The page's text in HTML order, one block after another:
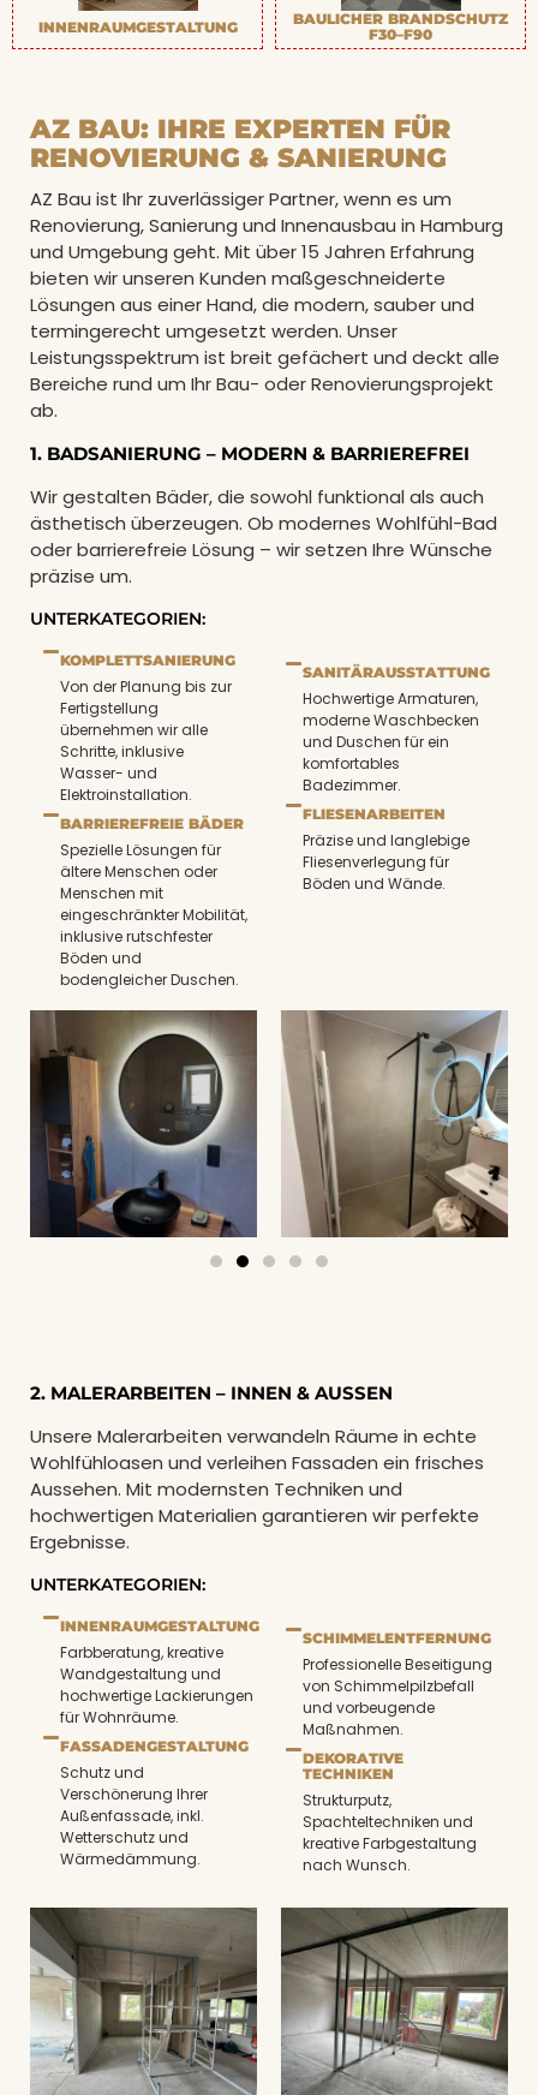
INNENRAUMGESTALTUNG
BAULICHER BRANDSCHUTZ
F30–F90
AZ BAU: IHRE EXPERTEN FÜR
RENOVIERUNG & SANIERUNG
AZ Bau ist Ihr zuverlässiger Partner, wenn es um
Renovierung, Sanierung und Innenausbau in Hamburg
und Umgebung geht. Mit über 15 Jahren Erfahrung
bieten wir unseren Kunden maßgeschneiderte
Lösungen aus einer Hand, die modern, sauber und
termingerecht umgesetzt werden. Unser
Leistungsspektrum ist breit gefächert und deckt alle
Bereiche rund um Ihr Bau- oder Renovierungsprojekt
ab.
1. BADSANIERUNG – MODERN & BARRIEREFREI
Wir gestalten Bäder, die sowohl funktional als auch
ästhetisch überzeugen. Ob modernes Wohlfühl-Bad
oder barrierefreie Lösung – wir setzen Ihre Wünsche
präzise um.
UNTERKATEGORIEN:
KOMPLETTSANIERUNG
Von der Planung bis zur
Fertigstellung
übernehmen wir alle
Schritte, inklusive
Wasser- und
Elektroinstallation.
BARRIEREFREIE BÄDER
Spezielle Lösungen für
ältere Menschen oder
Menschen mit
eingeschränkter Mobilität,
inklusive rutschfester
Böden und
bodengleicher Duschen.
SANITÄRAUSSTATTUNG
Hochwertige Armaturen,
moderne Waschbecken
und Duschen für ein
komfortables
Badezimmer.
FLIESENARBEITEN
Präzise und langlebige
Fliesenverlegung für
Böden und Wände.
2. MALERARBEITEN – INNEN & AUSSEN
Unsere Malerarbeiten verwandeln Räume in echte
Wohlfühloasen und verleihen Fassaden ein frisches
Aussehen. Mit modernsten Techniken und
hochwertigen Materialien garantieren wir perfekte
Ergebnisse.
UNTERKATEGORIEN:
INNENRAUMGESTALTUNG
Farbberatung, kreative
Wandgestaltung und
hochwertige Lackierungen
für Wohnräume.
FASSADENGESTALTUNG
Schutz und
Verschönerung Ihrer
Außenfassade, inkl.
Wetterschutz und
Wärmedämmung.
SCHIMMELENTFERNUNG
Professionelle Beseitigung
von Schimmelpilzbefall
und vorbeugende
Maßnahmen.
DEKORATIVE
TECHNIKEN
Strukturputz,
Spachteltechniken und
kreative Farbgestaltung
nach Wunsch.